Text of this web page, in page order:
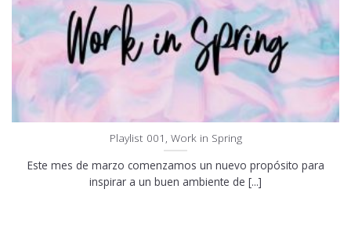
Playlist 001, Work in Spring
Este mes de marzo comenzamos un nuevo propósito para
inspirar a un buen ambiente de [...]